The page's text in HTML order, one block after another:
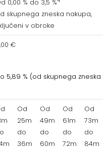
0,00 % do 3,5 %
skupnega zneska nakupa,
v obroke
€
5,89 % (od skupnega zneska
Od
25m
do
36m
Od
49m
do
60m
Od
61m
do
72m
Od
73m
do
84m